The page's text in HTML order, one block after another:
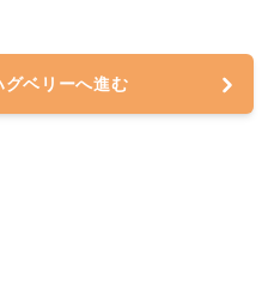
ベリーへ進む